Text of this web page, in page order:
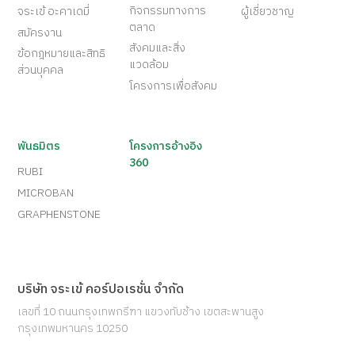
จระเข้ อะคาเดมี่
สมัครงาน
ข้อกฎหมายและสิทธิ
ส่วนบุคคล
กิจกรรมทางการ
ตลาด
สังคมและสิ่ง
แวดล้อม
โครงการเพื่อสังคม
ผู้เชี่ยวชาญ
พันธมิตร
RUBI
MICROBAN
GRAPHENSTONE
โครงการอ้างอิง
360
บริษัท จระเข้ คอร์ปอเรชั่น จำกัด
เลขที่ 10 ถนนกรุงเทพกรีฑา แขวงทับช้าง เขตสะพานสูง
กรุงเทพมหานคร 10250